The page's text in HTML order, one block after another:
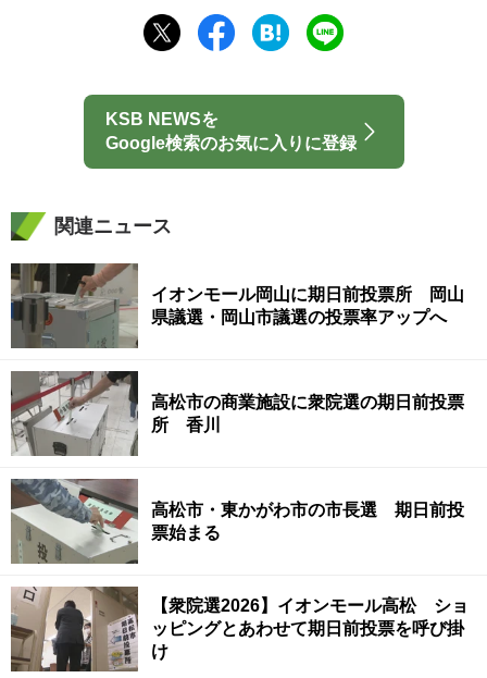
KSB NEWSを
Google検索のお気に入りに登録
関連ニュース
イオンモール岡山に期日前投票所 岡山
県議選・岡山市議選の投票率アップへ
高松市の商業施設に衆院選の期日前投票
所 香川
高松市・東かがわ市の市長選 期日前投
票始まる
【衆院選2026】イオンモール高松 ショ
ッピングとあわせて期日前投票を呼び掛
け